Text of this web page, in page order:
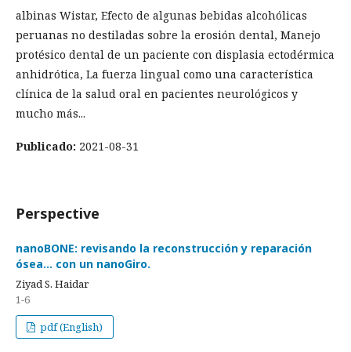
albinas Wistar, Efecto de algunas bebidas alcohólicas
peruanas no destiladas sobre la erosión dental, Manejo
protésico dental de un paciente con displasia ectodérmica
anhidrótica, La fuerza lingual como una característica
clínica de la salud oral en pacientes neurológicos y
mucho más...
Publicado: 2021-08-31
Perspective
nanoBONE: revisando la reconstrucción y reparación
ósea… con un nanoGiro.
Ziyad S. Haidar
1-6
pdf (English)